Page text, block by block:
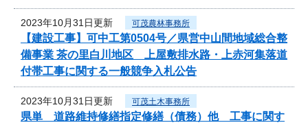
2023年10月31日更新 可茂農林事務所
【建設工事】可中工第0504号／県営中山間地域総合整
備事業 茶の里白川地区 上屋敷排水路・上赤河集落道
付帯工事に関する一般競争入札公告
2023年10月31日更新 可茂土木事務所
県単 道路維持修繕指定修繕（債務）他 工事に関す